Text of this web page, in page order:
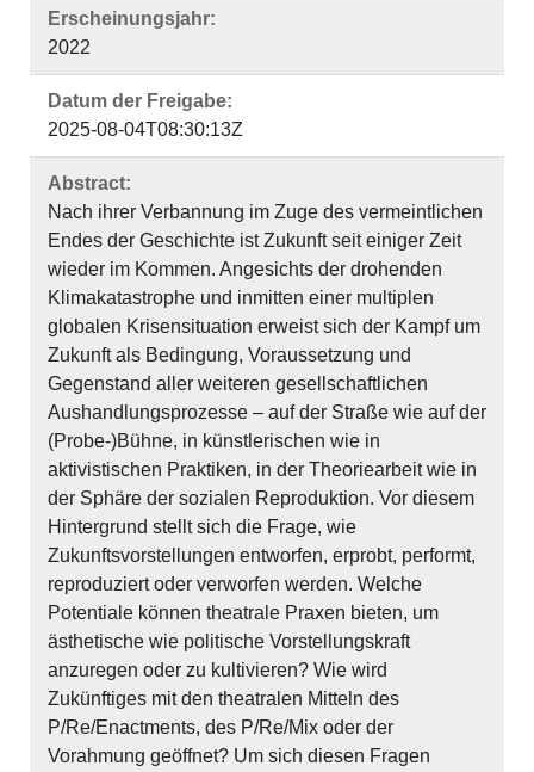
Erscheinungsjahr:
2022
Datum der Freigabe:
2025-08-04T08:30:13Z
Abstract:
Nach ihrer Verbannung im Zuge des vermeintlichen
Endes der Geschichte ist Zukunft seit einiger Zeit
wieder im Kommen. Angesichts der drohenden
Klimakatastrophe und inmitten einer multiplen
globalen Krisensituation erweist sich der Kampf um
Zukunft als Bedingung, Voraussetzung und
Gegenstand aller weiteren gesellschaftlichen
Aushandlungsprozesse – auf der Straße wie auf der
(Probe-)Bühne, in künstlerischen wie in
aktivistischen Praktiken, in der Theoriearbeit wie in
der Sphäre der sozialen Reproduktion. Vor diesem
Hintergrund stellt sich die Frage, wie
Zukunftsvorstellungen entworfen, erprobt, performt,
reproduziert oder verworfen werden. Welche
Potentiale können theatrale Praxen bieten, um
ästhetische wie politische Vorstellungskraft
anzuregen oder zu kultivieren? Wie wird
Zukünftiges mit den theatralen Mitteln des
P/Re/Enactments, des P/Re/Mix oder der
Vorahmung geöffnet? Um sich diesen Fragen